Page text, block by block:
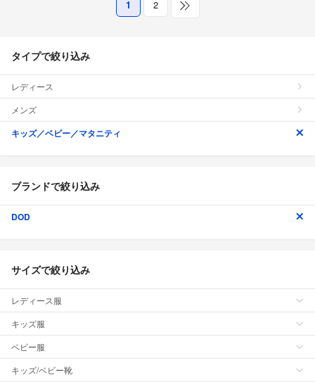
1 2
タイプで絞り込み
レディース
メンズ
キッズ／ベビー／マタニティ
ブランドで絞り込み
DOD
サイズで絞り込み
レディース服
キッズ服
ベビー服
キッズ/ベビー靴